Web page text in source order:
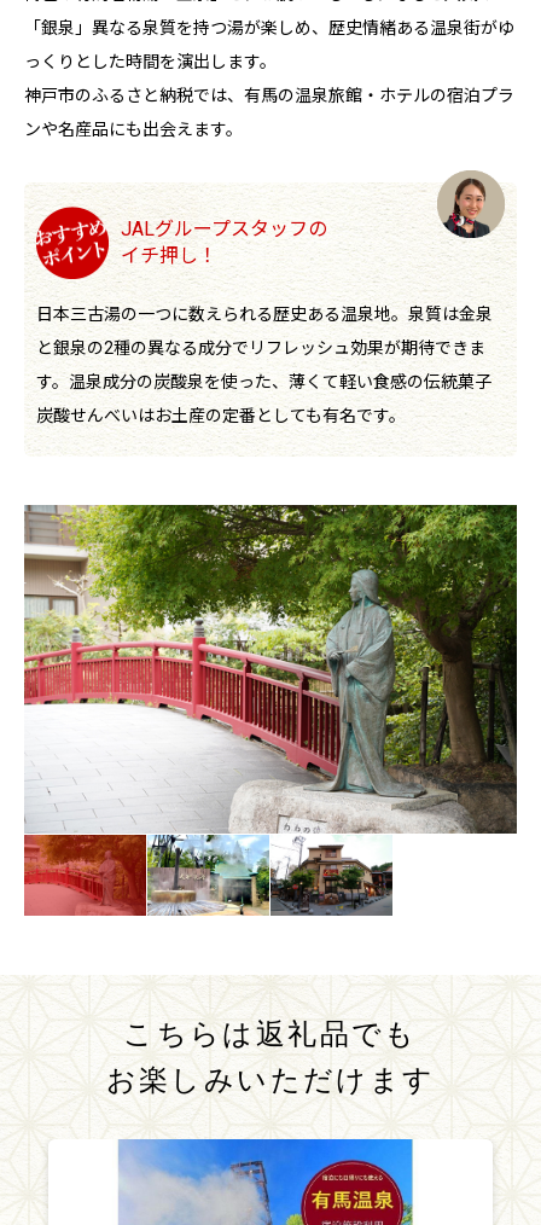
「銀泉」異なる泉質を持つ湯が楽しめ、歴史情緒ある温泉街がゆ
っくりとした時間を演出します。
神戸市のふるさと納税では、有馬の温泉旅館・ホテルの宿泊プラ
ンや名産品にも出会えます。
JALグループスタッフの
イチ押し！
日本三古湯の一つに数えられる歴史ある温泉地。泉質は金泉
と銀泉の2種の異なる成分でリフレッシュ効果が期待できま
す。温泉成分の炭酸泉を使った、薄くて軽い食感の伝統菓子
炭酸せんべいはお土産の定番としても有名です。
こちらは返礼品でも
お楽しみいただけます